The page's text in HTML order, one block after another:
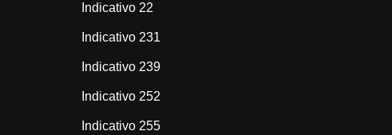
Indicativo 22
Indicativo 231
Indicativo 239
Indicativo 252
Indicativo 255